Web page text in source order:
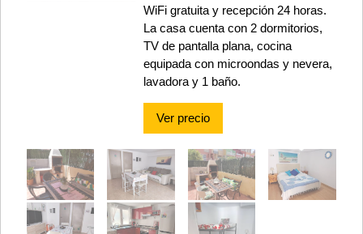
WiFi gratuita y recepción 24 horas.
La casa cuenta con 2 dormitorios,
TV de pantalla plana, cocina
equipada con microondas y nevera,
lavadora y 1 baño.
Ver precio